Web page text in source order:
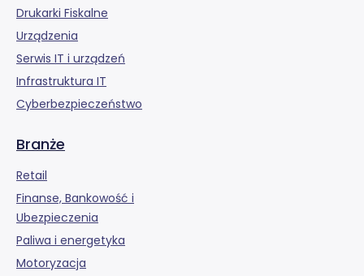
Drukarki Fiskalne
Urządzenia
Serwis IT i urządzeń
Infrastruktura IT
Cyberbezpieczeństwo
Branże
Retail
Finanse, Bankowość i
Ubezpieczenia
Paliwa i energetyka
Motoryzacja